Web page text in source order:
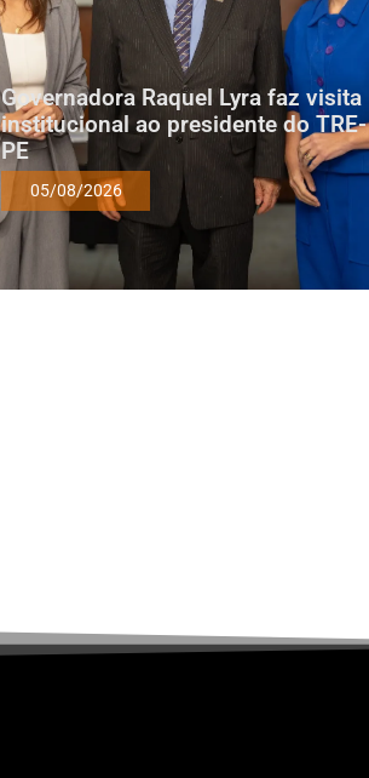
Governadora Raquel Lyra faz visita
institucional ao presidente do TRE-
PE
05/08/2026